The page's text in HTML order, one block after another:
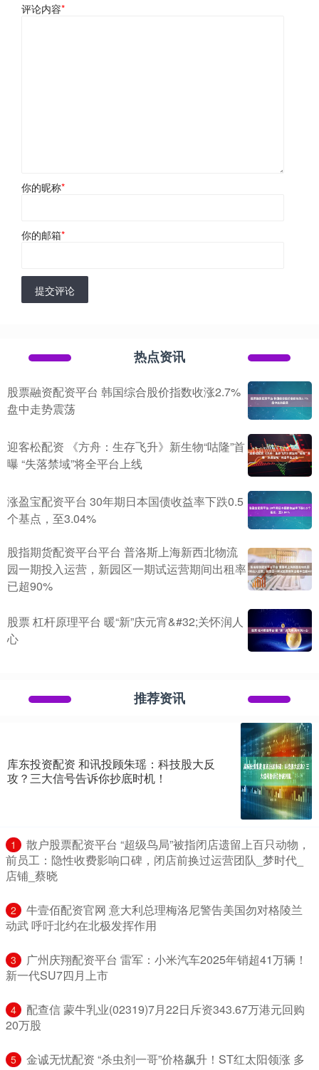
评论内容*
你的昵称*
你的邮箱*
提交评论
热点资讯
股票融资配资平台 韩国综合股价指数收涨2.7%
盘中走势震荡
迎客松配资 《方舟：生存飞升》新生物“咕隆”首
曝 “失落禁域”将全平台上线
涨盈宝配资平台 30年期日本国债收益率下跌0.5
个基点，至3.04%
股指期货配资平台平台 普洛斯上海新西北物流
园一期投入运营，新园区一期试运营期间出租率
已超90%
股票 杠杆原理平台 暖“新”庆元宵&#32;关怀润人
心
推荐资讯
库东投资配资 和讯投顾朱瑶：科技股大反
攻？三大信号告诉你抄底时机！
1
​散户股票配资平台 “超级鸟局”被指闭店遗留上百只动物，
前员工：隐性收费影响口碑，闭店前换过运营团队_梦时代_
店铺_蔡晓
2
​牛壹佰配资官网 意大利总理梅洛尼警告美国勿对格陵兰
动武 呼吁北约在北极发挥作用
3
​广州庆翔配资平台 雷军：小米汽车2025年销超41万辆！
新一代SU7四月上市
4
​配查信 蒙牛乳业(02319)7月22日斥资343.67万港元回购
20万股
5
​金诚无忧配资 “杀虫剂一哥”价格飙升！ST红太阳领涨 多